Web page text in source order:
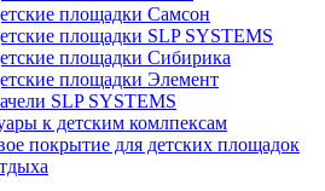
площадки Самсон
площадки SLP SYSTEMS
площадки Сибирика
площадки Элемент
SLP SYSTEMS
к детским комлпексам
покрытие для детских площадок